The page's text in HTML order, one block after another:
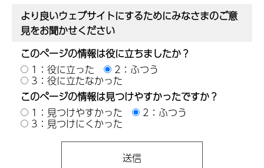
より良いウェブサイトにするためにみなさまのご意
見をお聞かせください
このページの情報は役に立ちましたか？
1：役に立った
2：ふつう
3：役に立たなかった
このページの情報は見つけやすかったですか？
1：見つけやすかった
2：ふつう
3：見つけにくかった